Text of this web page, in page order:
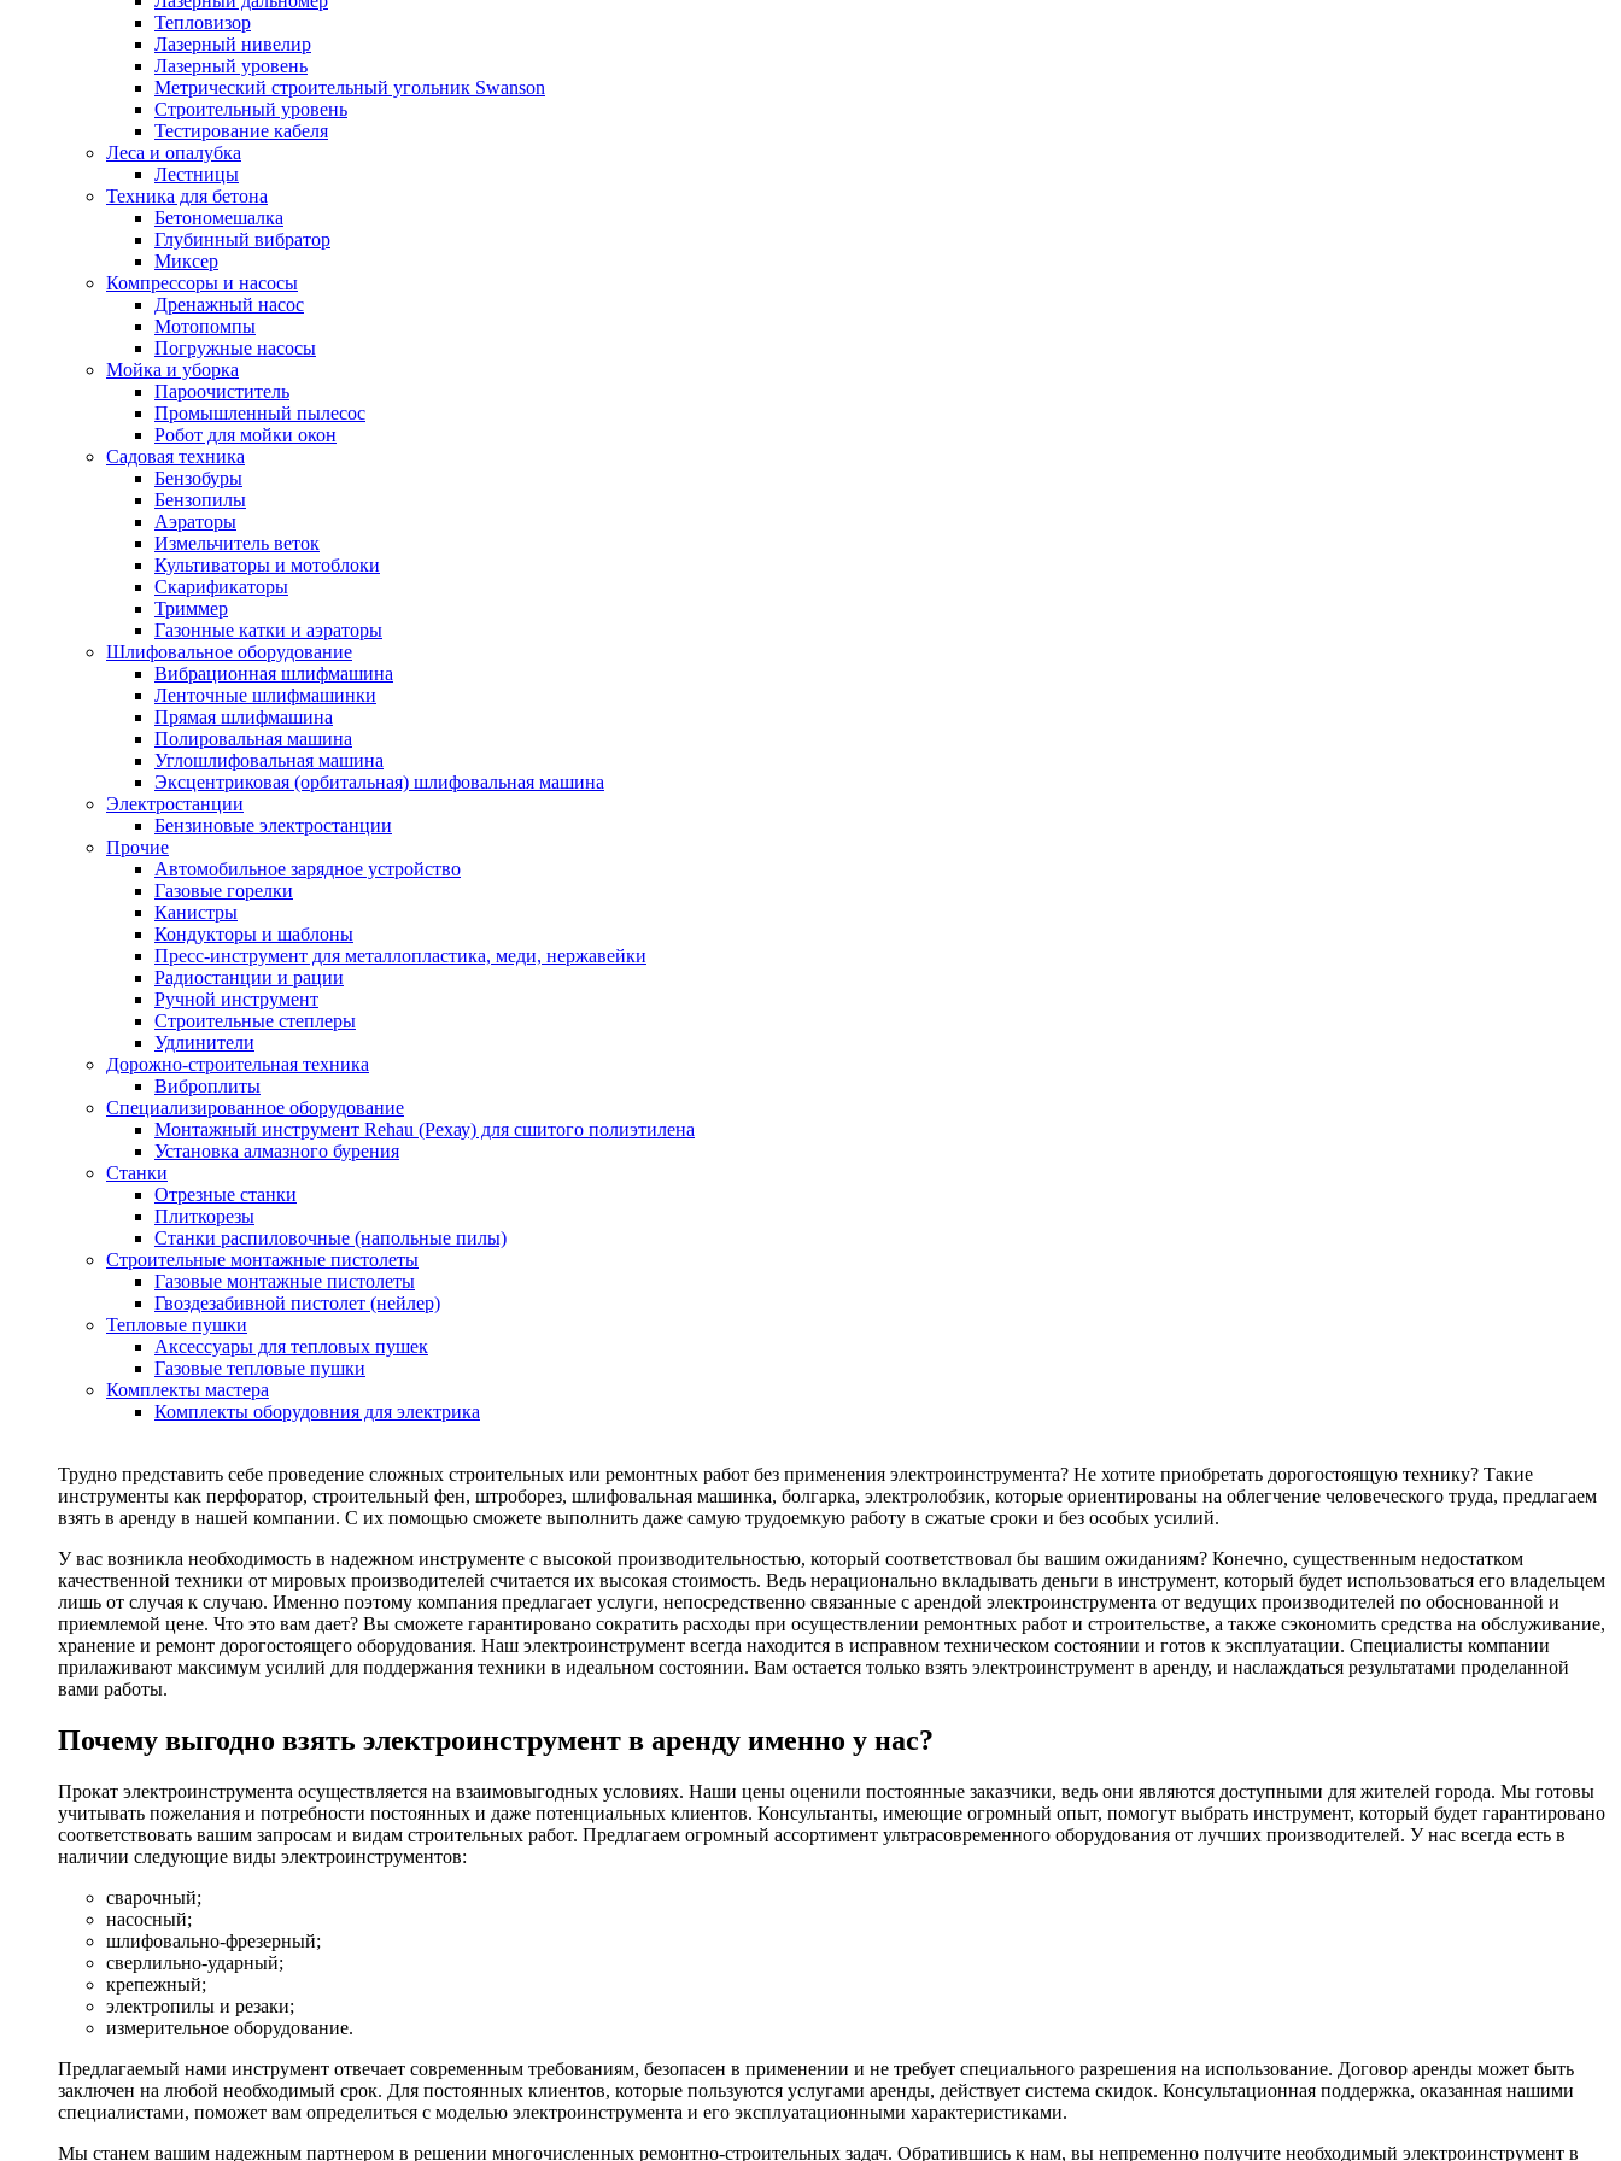
Тепловизор
Лазерный нивелир
Лазерный уровень
Метрический строительный угольник Swanson
Строительный уровень
Тестирование кабеля
Леса и опалубка
Лестницы
Техника для бетона
Бетономешалка
Глубинный вибратор
Миксер
Компрессоры и насосы
Дренажный насос
Мотопомпы
Погружные насосы
Мойка и уборка
Пароочиститель
Промышленный пылесос
Робот для мойки окон
Садовая техника
Бензобуры
Бензопилы
Аэраторы
Измельчитель веток
Культиваторы и мотоблоки
Скарификаторы
Триммер
Газонные катки и аэраторы
Шлифовальное оборудование
Вибрационная шлифмашина
Ленточные шлифмашинки
Прямая шлифмашина
Полировальная машина
Углошлифовальная машина
Эксцентриковая (орбитальная) шлифовальная машина
Электростанции
Бензиновые электростанции
Прочие
Автомобильное зарядное устройство
Газовые горелки
Канистры
Кондукторы и шаблоны
Пресс-инструмент для металлопластика, меди, нержавейки
Радиостанции и рации
Ручной инструмент
Строительные степлеры
Удлинители
Дорожно-строительная техника
Виброплиты
Специализированное оборудование
Монтажный инструмент Rehau (Рехау) для сшитого полиэтилена
Установка алмазного бурения
Станки
Отрезные станки
Плиткорезы
Станки распиловочные (напольные пилы)
Строительные монтажные пистолеты
Газовые монтажные пистолеты
Гвоздезабивной пистолет (нейлер)
Тепловые пушки
Аксессуары для тепловых пушек
Газовые тепловые пушки
Комплекты мастера
Комплекты оборудовния для электрика
Трудно представить себе проведение сложных строительных или ремонтных работ без применения электроинструмента? Не хотите приобретать дорогостоящую технику? Такие
инструменты как перфоратор, строительный фен, штроборез, шлифовальная машинка, болгарка, электролобзик, которые ориентированы на облегчение человеческого труда, предлагаем
взять в аренду в нашей компании. С их помощью сможете выполнить даже самую трудоемкую работу в сжатые сроки и без особых усилий.
У вас возникла необходимость в надежном инструменте с высокой производительностью, который соответствовал бы вашим ожиданиям? Конечно, существенным недостатком
качественной техники от мировых производителей считается их высокая стоимость. Ведь нерационально вкладывать деньги в инструмент, который будет использоваться его владельцем
лишь от случая к случаю. Именно поэтому компания предлагает услуги, непосредственно связанные с арендой электроинструмента от ведущих производителей по обоснованной и
приемлемой цене. Что это вам дает? Вы сможете гарантировано сократить расходы при осуществлении ремонтных работ и строительстве, а также сэкономить средства на обслуживание,
хранение и ремонт дорогостоящего оборудования. Наш электроинструмент всегда находится в исправном техническом состоянии и готов к эксплуатации. Специалисты компании
прилаживают максимум усилий для поддержания техники в идеальном состоянии. Вам остается только взять электроинструмент в аренду, и наслаждаться результатами проделанной
вами работы.
Почему выгодно взять электроинструмент в аренду именно у нас?
Прокат электроинструмента осуществляется на взаимовыгодных условиях. Наши цены оценили постоянные заказчики, ведь они являются доступными для жителей города. Мы готовы
учитывать пожелания и потребности постоянных и даже потенциальных клиентов. Консультанты, имеющие огромный опыт, помогут выбрать инструмент, который будет гарантировано
соответствовать вашим запросам и видам строительных работ. Предлагаем огромный ассортимент ультрасовременного оборудования от лучших производителей. У нас всегда есть в
наличии следующие виды электроинструментов:
сварочный;
насосный;
шлифовально-фрезерный;
сверлильно-ударный;
крепежный;
электропилы и резаки;
измерительное оборудование.
Предлагаемый нами инструмент отвечает современным требованиям, безопасен в применении и не требует специального разрешения на использование. Договор аренды может быть
заключен на любой необходимый срок. Для постоянных клиентов, которые пользуются услугами аренды, действует система скидок. Консультационная поддержка, оказанная нашими
специалистами, поможет вам определиться с моделью электроинструмента и его эксплуатационными характеристиками.
Мы станем вашим надежным партнером в решении многочисленных ремонтно-строительных задач. Обратившись к нам, вы непременно получите необходимый электроинструмент в